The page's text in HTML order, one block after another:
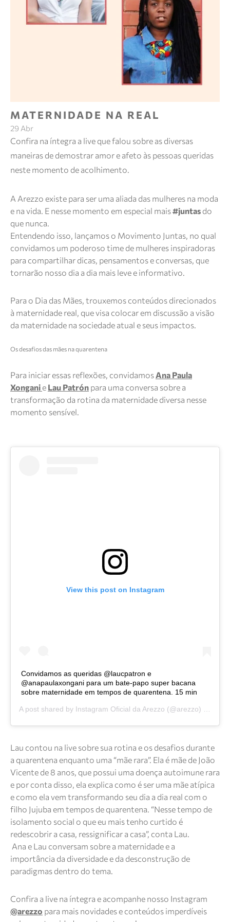
MATERNIDADE NA REAL
29 Abr
Confira na íntegra a live que falou sobre as diversas
maneiras de demostrar amor e afeto às pessoas queridas
neste momento de acolhimento.
A Arezzo existe para ser uma aliada das mulheres na moda
e na vida. E nesse momento em especial mais#juntas do
que nunca.
Entendendo isso, lançamos o Movimento Juntas, no qual
convidamos um poderoso time de mulheres inspiradoras
para compartilhar dicas, pensamentos e conversas, que
tornarão nosso dia a dia mais leve e informativo.
Para o Dia das Mães, trouxemos conteúdos direcionados
à maternidade real, que visa colocar em discussão a visão
da maternidade na sociedade atual e seus impactos.
Os desafios das mães na quarentena
Para iniciar essas reflexões, convidamosAna Paula
Xongani e Lau Patrón para uma conversa sobre a
transformação da rotina da maternidade diversa nesse
momento sensível.
View this post on Instagram
Convidamos as queridas @laucpatron e
@anapaulaxongani para um bate-papo super bacana
sobre maternidade em tempos de quarentena. 15 min
A post shared by Instagram Oficial da Arezzo (@arezzo) on
Lau contou na live sobre sua rotina e os desafios durante
a quarentena enquanto uma “mãe rara”. Ela é mãe de João
Vicente de 8 anos, que possui uma doença autoimune rara
e por conta disso, ela explica como é ser uma mãe atípica
e como ela vem transformando seu dia a dia real com o
filho Jujuba em tempos de quarentena. “Nesse tempo de
isolamento social o que eu mais tenho curtido é
redescobrir a casa, ressignificar a casa”, conta Lau.
Ana e Lau conversam sobre a maternidade e a
importância da diversidade e da desconstrução de
paradigmas dentro do tema.
Confira a live na íntegra e acompanhe nosso Instagram
@arezzo para mais novidades e conteúdos imperdíveis